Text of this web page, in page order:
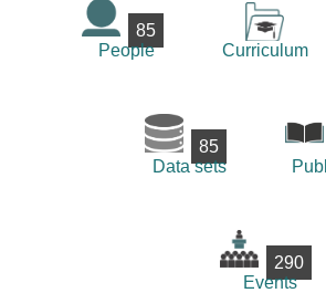
85
People
Curriculum
85
Data sets
290
Events